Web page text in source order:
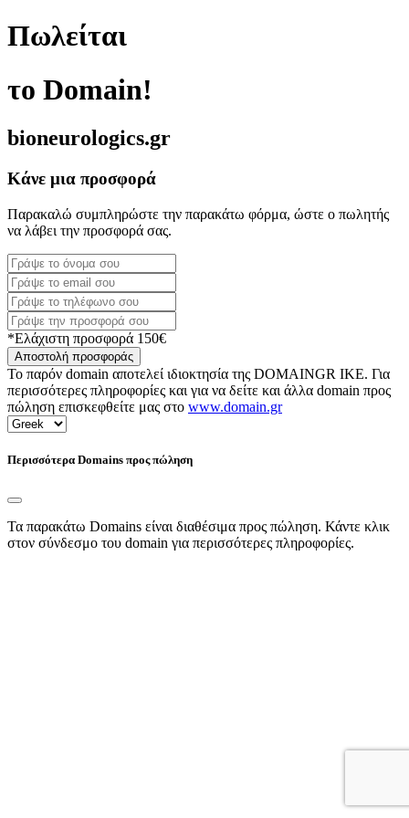
Πωλείται
το Domain!
bioneurologics.gr
Κάνε μια προσφορά
Παρακαλώ συμπληρώστε την παρακάτω φόρμα, ώστε ο πωλητής
να λάβει την προσφορά σας.
*Ελάχιστη προσφορά 150€
Αποστολή προσφοράς
Το παρόν domain αποτελεί ιδιοκτησία της DOMAINGR ΙΚΕ. Για
περισσότερες πληροφορίες και για να δείτε και άλλα domain προς
πώληση επισκεφθείτε μας στο www.domain.gr
Περισσότερα Domains προς πώληση
Τα παρακάτω Domains είναι διαθέσιμα προς πώληση. Κάντε κλικ
στον σύνδεσμο του domain για περισσότερες πληροφορίες.